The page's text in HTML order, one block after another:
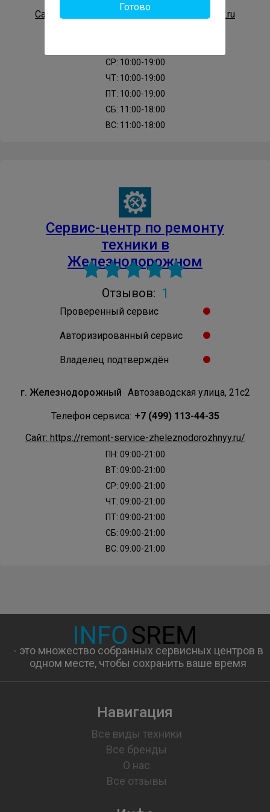
Сайт: https://gor-service-zheleznodorozhnyy.ru
СР: 10:00-19:00
ЧТ: 10:00-19:00
ПТ: 10:00-19:00
СБ: 11:00-18:00
ВС: 11:00-18:00
Cервис-центр по ремонту
техники в
Железнодорожном
Отзывов: 1
Проверенный сервис
Авторизированный сервис
Владелец подтверждён
г. Железнодорожный Автозаводская улица, 21с2
Телефон сервиса: +7 (499) 113-44-35
Сайт: https://remont-service-zheleznodorozhnyy.ru/
ПН: 09:00-21:00
ВТ: 09:00-21:00
СР: 09:00-21:00
ЧТ: 09:00-21:00
ПТ: 09:00-21:00
СБ: 09:00-21:00
ВС: 09:00-21:00
- это множество собранных сервисных центров в
одном месте, чтобы сохранить ваше время
Навигация
Все виды техники
Все бренды
О нас
Все отзывы
Готово